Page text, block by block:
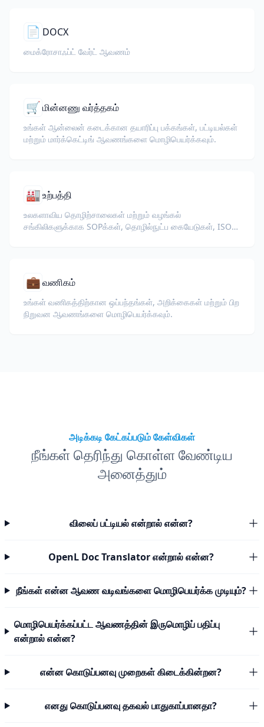
📄 DOCX
மைக்ரோசாஃப்ட் வேர்ட் ஆவணம்
🛒மின்னணு வர்த்தகம்
உங்கள் ஆன்லைன் கடைக்கான தயாரிப்பு பக்கங்கள், பட்டியல்கள்
மற்றும் மார்க்கெட்டிங் ஆவணங்களை மொழிபெயர்க்கவும்.
🏭உற்பத்தி
உலகளாவிய தொழிற்சாலைகள் மற்றும் வழங்கல்
சங்கிலிகளுக்காக SOPக்கள், தொழில்நுட்ப கையேடுகள், ISO
💼வணிகம்
உங்கள் வணிகத்திற்கான ஒப்பந்தங்கள், அறிக்கைகள் மற்றும் பிற
நிறுவன ஆவணங்களை மொழிபெயர்க்கவும்.
அடிக்கடி கேட்கப்படும் கேள்விகள்
நீங்கள் தெரிந்து கொள்ள வேண்டிய
அனைத்தும்
விலைப் பட்டியல் என்றால் என்ன?
OpenL Doc Translator என்றால் என்ன?
நீங்கள் என்ன ஆவண வடிவங்களை மொழிபெயர்க்க முடியும்?
மொழிபெயர்க்கப்பட்ட ஆவணத்தின் இருமொழிப் பதிப்பு
என்றால் என்ன?
என்ன கொடுப்பனவு முறைகள் கிடைக்கின்றன?
எனது கொடுப்பனவு தகவல் பாதுகாப்பானதா?